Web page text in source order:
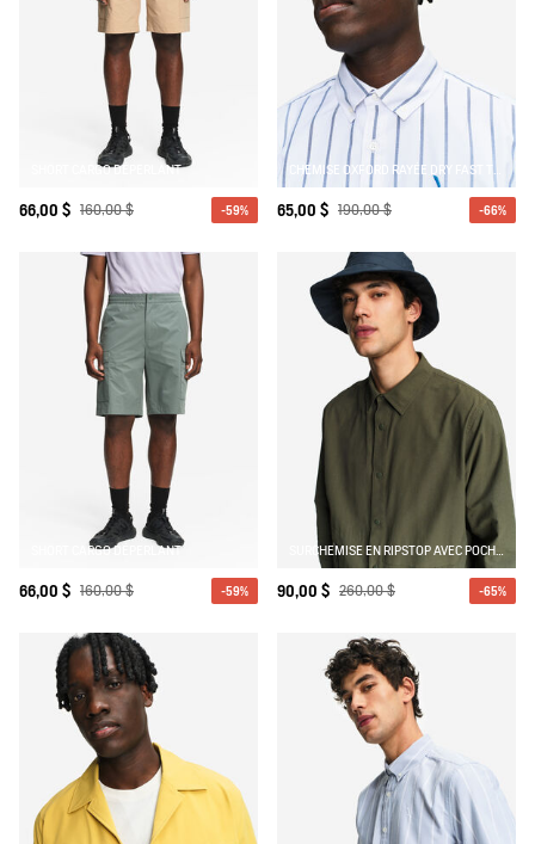
SHORT CARGO DÉPERLANT
66,00 $ 160,00 $ -59%
CHEMISE OXFORD RAYÉE DRY FAST TEXTILE® AVEC LOGO SUR LA POITRINE
65,00 $ 190,00 $ -66%
SHORT CARGO DÉPERLANT
66,00 $ 160,00 $ -59%
SURCHEMISE EN RIPSTOP AVEC POCHES ZIPPÉES DRY-FAST TEXTILE® UV-C®
90,00 $ 260,00 $ -65%